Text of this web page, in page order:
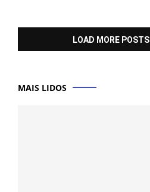
LOAD MORE POSTS
MAIS LIDOS